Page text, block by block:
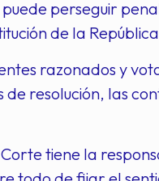
perseguir
de la
razonados y
resolución, las
tiene la